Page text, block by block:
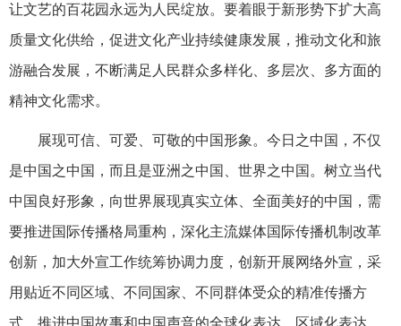
让文艺的百花园永远为人民绽放。要着眼于新形势下扩大高
质量文化供给，促进文化产业持续健康发展，推动文化和旅
游融合发展，不断满足人民群众多样化、多层次、多方面的
精神文化需求。
展现可信、可爱、可敬的中国形象。今日之中国，不仅
是中国之中国，而且是亚洲之中国、世界之中国。树立当代
中国良好形象，向世界展现真实立体、全面美好的中国，需
要推进国际传播格局重构，深化主流媒体国际传播机制改革
创新，加大外宣工作统筹协调力度，创新开展网络外宣，采
用贴近不同区域、不同国家、不同群体受众的精准传播方
式，推进中国故事和中国声音的全球化表达、区域化表达、